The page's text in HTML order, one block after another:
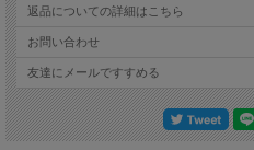
返品についての詳細はこちら
お問い合わせ
友達にメールですすめる